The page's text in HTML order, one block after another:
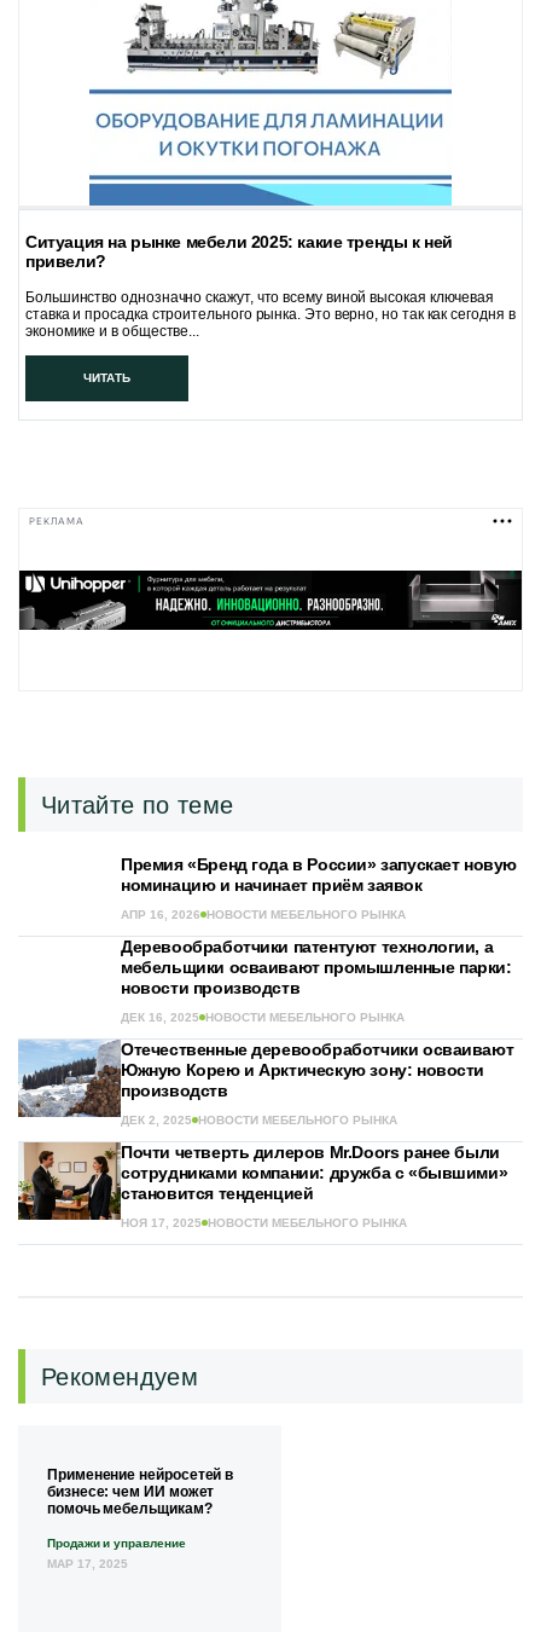
Ситуация на рынке мебели 2025: какие тренды к ней
привели?
Большинство однозначно скажут, что всему виной высокая ключевая
ставка и просадка строительного рынка. Это верно, но так как сегодня в
экономике и в обществе...
ЧИТАТЬ
РЕКЛАМА
Читайте по теме
Премия «Бренд года в России» запускает новую
номинацию и начинает приём заявок
АПР 16, 2026 НОВОСТИ МЕБЕЛЬНОГО РЫНКА
Деревообработчики патентуют технологии, а
мебельщики осваивают промышленные парки:
новости производств
ДЕК 16, 2025 НОВОСТИ МЕБЕЛЬНОГО РЫНКА
Отечественные деревообработчики осваивают
Южную Корею и Арктическую зону: новости
производств
ДЕК 2, 2025 НОВОСТИ МЕБЕЛЬНОГО РЫНКА
Почти четверть дилеров Mr.Doors ранее были
сотрудниками компании: дружба с «бывшими»
становится тенденцией
НОЯ 17, 2025 НОВОСТИ МЕБЕЛЬНОГО РЫНКА
Рекомендуем
Применение нейросетей в
бизнесе: чем ИИ может
помочь мебельщикам?
Продажи и управление
МАР 17, 2025